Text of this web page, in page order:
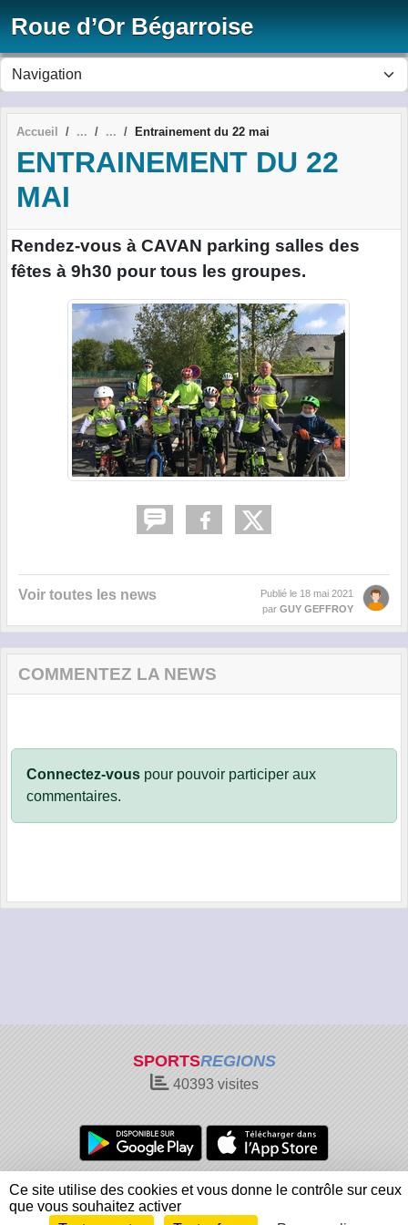
Roue d’Or Bégarroise
Accueil Entrainement du 22 mai
ENTRAINEMENT DU 22
MAI
Rendez-vous à CAVAN parking salles des
fêtes à 9h30 pour tous les groupes.
Voir toutes les news Publié le 18 mai 2021
par GUY GEFFROY
COMMENTEZ LA NEWS
Connectez-vous pour pouvoir participer aux
commentaires.
SPORTSREGIONS
40393visites
Charte cookies
Gestion des cookies
Informations légales
Signaler un contenu inapproprié
Ce site utilise des cookies et vous donne le contrôle sur ceux
que vous souhaitez activer